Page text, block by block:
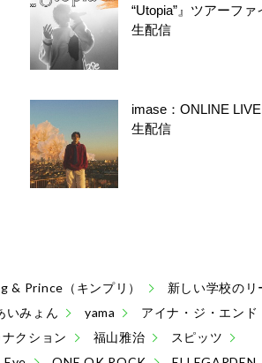
“Utopia”』ツアーフ
生配信
imase：ONLINE
生配信
& Prince（キンプリ）
新しい学校のリ
いみょん yama アイナ・ジ・エンド
クション 福山雅治
スピッツ